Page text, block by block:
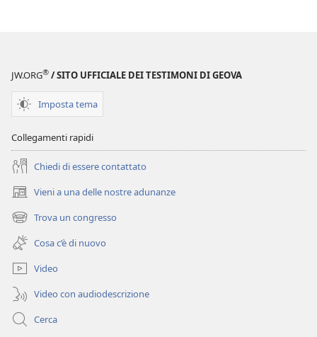
JW.ORG® / SITO UFFICIALE DEI TESTIMONI DI GEOVA
Imposta tema
Collegamenti rapidi
Chiedi di essere contattato
Vieni a una delle nostre adunanze
(apre
una
nuova
finestra)
Trova un congresso
(apre
una
nuova
finestra)
Cosa c’è di nuovo
Video
Video con audiodescrizione
Cerca